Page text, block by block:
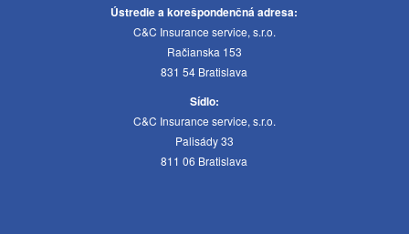
Ústredie a korešpondenčná adresa:
C&C Insurance service, s.r.o.
Račianska 153
831 54 Bratislava
Sídlo:
C&C Insurance service, s.r.o.
Palisády 33
811 06 Bratislava